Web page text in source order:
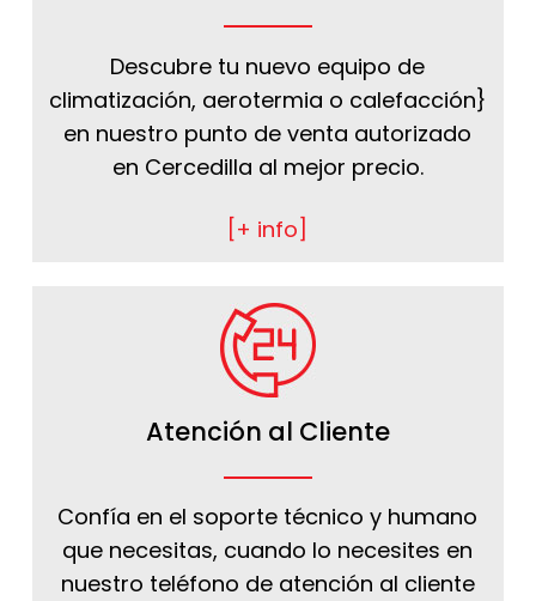
Descubre tu nuevo equipo de
climatización, aerotermia o calefacción}
en nuestro punto de venta autorizado
en Cercedilla al mejor precio.
[+ info]
Atención al Cliente
Confía en el soporte técnico y humano
que necesitas, cuando lo necesites en
nuestro teléfono de atención al cliente